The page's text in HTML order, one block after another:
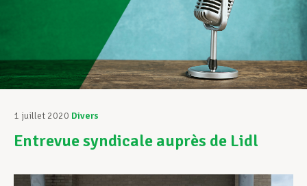
Structures syndicales
Assistance au Travail
Vos droits
1 juillet 2020 Divers
Entrevue syndicale auprès de Lidl